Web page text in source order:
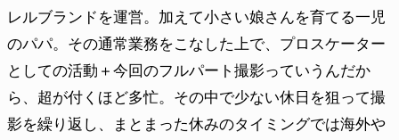
レルブランドを運営。加えて小さい娘さんを育てる一児
のパパ。その通常業務をこなした上で、プロスケーター
としての活動＋今回のフルパート撮影っていうんだか
ら、超が付くほど多忙。その中で少ない休日を狙って撮
影を繰り返し、まとまった休みのタイミングでは海外や